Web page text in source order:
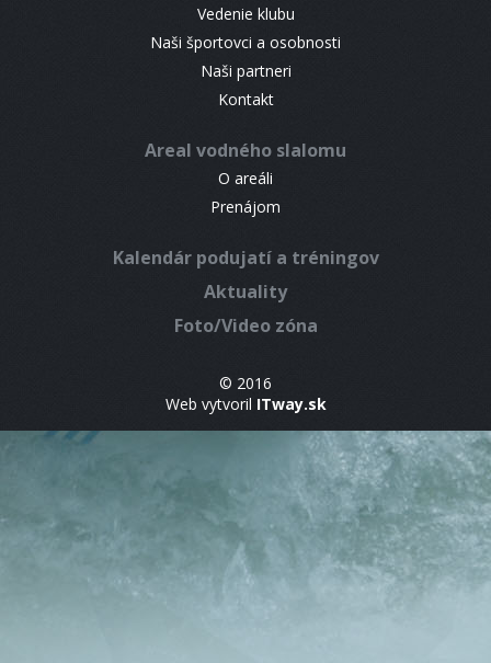
Vedenie klubu
Naši športovci a osobnosti
Naši partneri
Kontakt
Areal vodného slalomu
O areáli
Prenájom
Kalendár podujatí a tréningov
Aktuality
Foto/Video zóna
© 2016
Web vytvoril ITway.sk